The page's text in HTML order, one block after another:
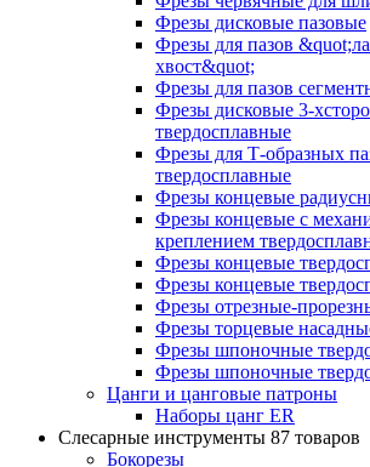
Фрезы дисковые пазовые
Фрезы для пазов
хвост&quot;
Фрезы для пазов
Фрезы дисковые 3-
твердосплавные
Фрезы для Т-образных
твердосплавные
Фрезы концевые
Фрезы концевые с
креплением
Фрезы концевые
Фрезы концевые
Фрезы отрезные-
Фрезы торцевые
Фрезы шпоночные
Фрезы шпоночные
Цанги и цанговые патроны
Наборы цанг ER
Слесарные инструменты 87 товаров
Бокорезы